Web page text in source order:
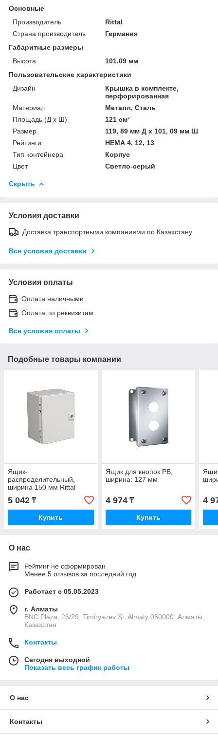
Основные
Производитель
Rittal
Страна производитель
Германия
Габаритные размеры
Высота
101.09 мм
Пользовательские характеристики
Дизайн
Крышка в комплекте,
перфорированная
Материал
Металл, Сталь
Площадь (Д х Ш)
121 см²
Размер
119, 89 мм Д x 101, 09 мм Ш
Рейтинги
НЕМА 4, 12, 13
Тип контейнера
Корпус
Цвет
Светло-серый
Скрыть
Условия доставки
Доставка транспортными компаниями по Казахстану
Все условия доставки
Условия оплаты
Оплата наличными
Оплата по реквизитам
Все условия оплаты
Подобные товары компании
Ящик-
распределительный,
ширина 150 мм Rittal
5 042 ₸
Купить
Ящик для кнопок PB,
ширина: 127 мм
4 974₸
Купить
4
О нас
Рейтинг не сформирован
Менее 5 отзывов за последний год
Работает с 05.05.2023
г. Алматы
BNC Plaza, 26/29, Timiryazev St, Almaty 050000, Алматы,
Казахстан
Контакты
Сегодня выходной
Показать весь график работы
О нас
Контакты